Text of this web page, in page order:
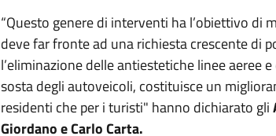
“Questo genere di interventi ha l’obiettivo di
deve far fronte ad una richiesta crescente di
l’eliminazione delle antiestetiche linee aeree
sosta degli autoveicoli, costituisce un
residenti che per i turisti" hanno dichiarato gli
Giordano e Carlo Carta.